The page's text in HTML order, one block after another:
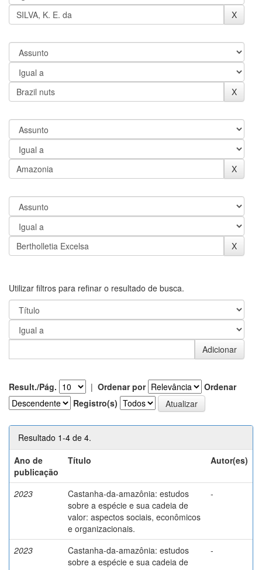
Utilizar filtros para refinar o resultado de busca.
Result./Pág. | Ordenar por
Ordenar
Registro(s)
Resultado 1-4 de 4.
Ano de
publicação
Título Autor(es)
2023
Castanha-da-amazônia: estudos
sobre a espécie e sua cadeia de
valor: aspectos sociais, econômicos
e organizacionais.
-
2023
Castanha-da-amazônia: estudos
sobre a espécie e sua cadeia de
-